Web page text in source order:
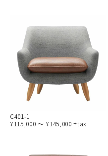
C401-1
¥115,000 ～ ¥145,000 +tax